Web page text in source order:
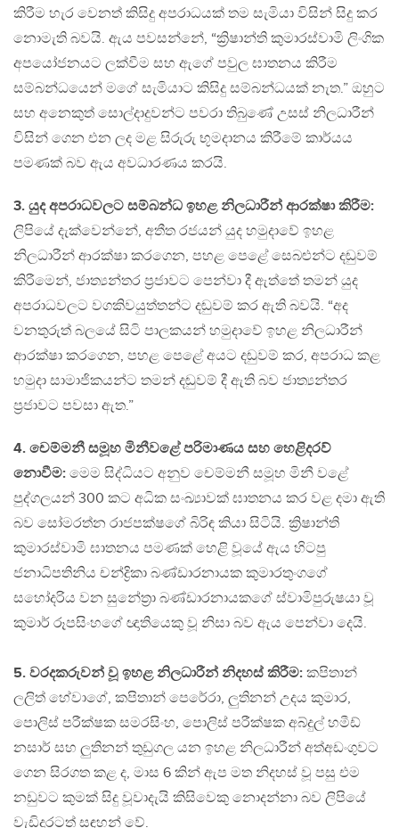
කිරීම හැර වෙනත් කිසිදු අපරාධයක් තම සැමියා විසින් සිදු කර
නොමැති බවයි. ඇය පවසන්නේ, “ක්‍රිෂාන්ති කුමාරස්වාමි ලිංගික
අපයෝජනයට ලක්වීම සහ ඇගේ පවුල ඝාතනය කිරීම
සම්බන්ධයෙන් මගේ සැමියාට කිසිදු සම්බන්ධයක් නැත.” ඔහුට
සහ අනෙකුත් සොල්දාදුවන්ට පවරා තිබුණේ උසස් නිලධාරීන්
විසින් ගෙන එන ලද මළ සිරුරු භූමදානය කිරීමේ කාර්යය
පමණක් බව ඇය අවධාරණය කරයි.
3. යුද අපරාධවලට සම්බන්ධ ඉහළ නිලධාරීන් ආරක්ෂා කිරීම:
ලිපියේ දැක්වෙන්නේ, අතීත රජයන් යුද හමුදාවේ ඉහළ
නිලධාරීන් ආරක්ෂා කරගෙන, පහළ පෙළේ සෙබළුන්ට දඬුවම්
කිරීමෙන්, ජාත්‍යන්තර ප්‍රජාවට පෙන්වා දී ඇත්තේ තමන් යුද
අපරාධවලට වගකිවයුත්තන්ට දඬුවම් කර ඇති බවයි. “අද
වනතුරුත් බලයේ සිටි පාලකයන් හමුදාවේ ඉහළ නිලධාරීන්
ආරක්ෂා කරගෙන, පහළ පෙළේ අයට දඬුවම් කර, අපරාධ කළ
හමුදා සාමාජිකයන්ට තමන් දඬුවම් දී ඇති බව ජාත්‍යන්තර
ප්‍රජාවට පවසා ඇත.”
4. චෙම්මනී සමූහ මිනීවළේ පරිමාණය සහ හෙළිදරව්
නොවීම: මෙම සිද්ධියට අනුව චෙම්මනී සමූහ මිනී වළේ
පුද්ගලයන් 300 කට අධික සංඛ්‍යාවක් ඝාතනය කර වළ දමා ඇති
බව සෝමරත්න රාජපක්ෂගේ බිරිඳ කියා සිටියි. ක්‍රිෂාන්ති
කුමාරස්වාමි ඝාතනය පමණක් හෙළි වූයේ ඇය හිටපු
ජනාධිපතිනිය චන්ද්‍රිකා බණ්ඩාරනායක කුමාරතුංගගේ
සහෝදරිය වන සුනේත්‍රා බණ්ඩාරනායකගේ ස්වාමිපුරුෂයා වූ
කුමාර් රූපසිංහගේ ඥාතියෙකු වූ නිසා බව ඇය පෙන්වා දෙයි.
5. වරදකරුවන් වූ ඉහළ නිලධාරීන් නිදහස් කිරීම: කපිතාන්
ලලිත් හේවාගේ, කපිතාන් පෙරේරා, ලුතිනන් උදය කුමාර,
පොලිස් පරීක්ෂක සමරසිංහ, පොලිස් පරීක්ෂක අබ්දුල් හමීඩ්
නසාර් සහ ලුතිනන් තුඩුගල යන ඉහළ නිලධාරීන් අත්අඩංගුවට
ගෙන සිරගත කළ ද, මාස 6 කින් ඇප මත නිදහස් වූ පසු එම
නඩුවට කුමක් සිදු වූවාදැයි කිසිවෙකු නොදන්නා බව ලිපියේ
වැඩිදුරටත් සඳහන් වේ.